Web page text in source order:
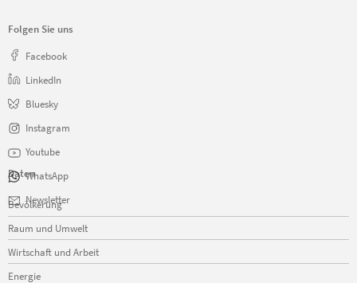
Folgen Sie uns
Facebook
LinkedIn
Bluesky
Instagram
Youtube
WhatsApp
Newsletter
Daten
Navigation
überspringen
Bevölkerung
Raum und Umwelt
Wirtschaft und Arbeit
Energie